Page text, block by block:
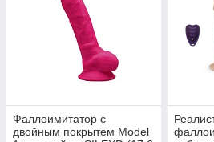
Фаллоимитатор с
двойным покрытем Model